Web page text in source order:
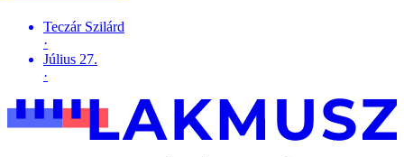
Teczár Szilárd
·
Július 27.
·